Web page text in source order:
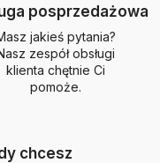
posprzedażowa
jakieś pytania?
zespół obsługi
klienta chętnie Ci
pomoże.
chcesz